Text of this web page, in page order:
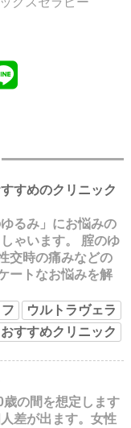
すめのクリニック
るみ」にお悩みの
ゃいます。 腟のゆ
交時の痛みなどの
ートなお悩みを解
ウルトラヴェラ
おすすめクリニック
の間を想定します
差が出ます。女性